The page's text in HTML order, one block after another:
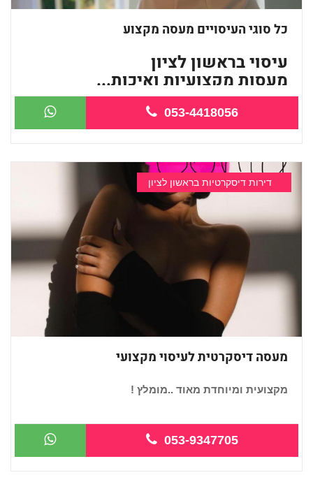
כל סוגי העיסויים מעסה מקצוע
עיסוי בראשון לציון
מעסות מקצועיות ואיכות...
053-4418056
דירות דיסקרטיות בראשון לציון
מעסה דיסקרטית לעיסוי מקצועי
מקצועית ומיוחדת מאוד ..מומלץ !
053-9347705